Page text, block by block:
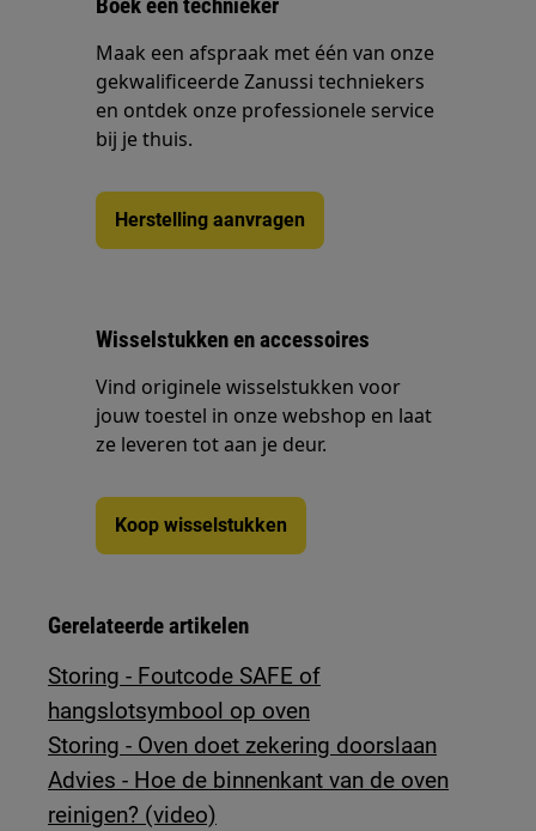
Maak een afspraak met één van onze
gekwalificeerde Zanussi techniekers
en ontdek onze professionele service
bij je thuis.
Herstelling aanvragen
Wisselstukken en accessoires
Vind originele wisselstukken voor
jouw toestel in onze webshop en laat
ze leveren tot aan je deur.
Koop wisselstukken
Gerelateerde artikelen
Storing - Foutcode SAFE of
hangslotsymbool op oven
Storing - Oven doet zekering doorslaan
Advies - Hoe de binnenkant van de oven
reinigen? (video)